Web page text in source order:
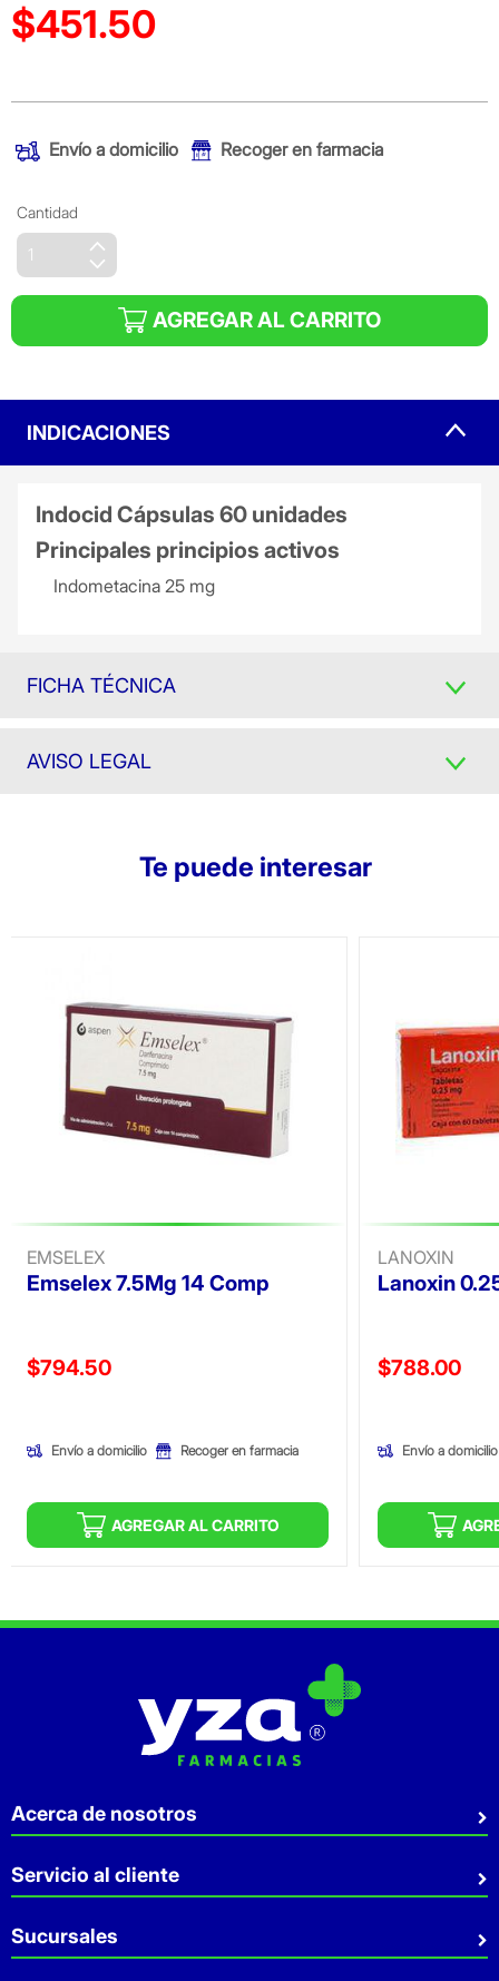
Precio reducido de
$451.50
Envío a domicilio Recoger en farmacia
Cantidad
AGREGAR AL CARRITO
INDICACIONES
Indocid Cápsulas 60 unidades
Principales principios activos
Indometacina 25 mg
FICHA TÉCNICA
AVISO LEGAL
Te puede interesar
EMSELEX
Emselex 7.5Mg 14 Comp
Precio reducido de
$794.50
Envío a domicilio Recoger en farmacia
AGREGAR AL CARRITO
LANOXIN
Lanoxin
Precio
$788.00
Envío a domicilio
Acerca de nosotros
Quiénes somos
Sostenibilidad
Aviso de privacidad
Servicio al cliente
Preguntas Frecuentes
Contacto
Sucursales